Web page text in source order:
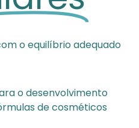
o equilíbrio adequado
o desenvolvimento
de cosméticos